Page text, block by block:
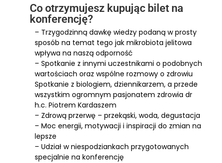
Co otrzymujesz kupując bilet na
konferencję?
– Trzygodzinną dawkę wiedzy podaną w prosty
sposób na temat tego jak mikrobiota jelitowa
wpływa na naszą odporność
– Spotkanie z innymi uczestnikami o podobnych
wartościach oraz wspólne rozmowy o zdrowiu
Spotkanie z biologiem, dziennikarzem, a przede
wszystkim ogromnym pasjonatem zdrowia dr
h.c. Piotrem Kardaszem
– Zdrową przerwę – przekąski, woda, degustacja
– Moc energii, motywacji i inspiracji do zmian na
lepsze
– Udział w niespodziankach przygotowanych
specjalnie na konferencję